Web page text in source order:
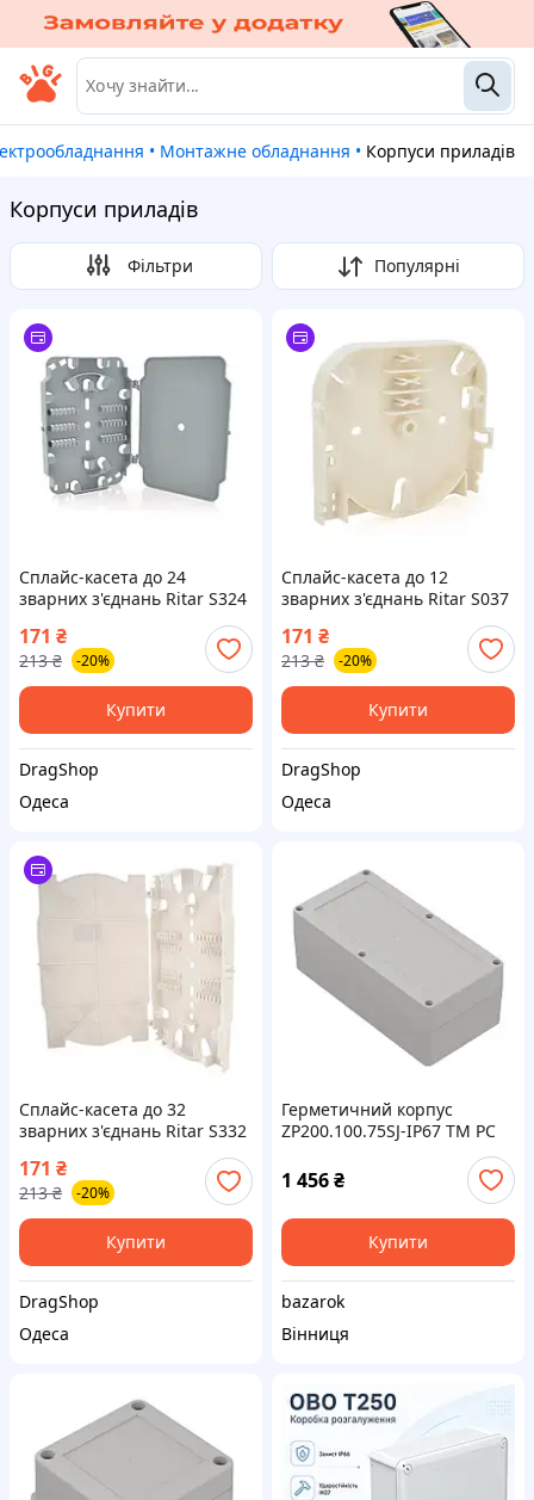
• Монтажне обладнання • Корпуси приладів
Корпуси приладів
Фільтри Популярні
Сплайс-касета до 24
зварних з'єднань Ritar S324
171 ₴
213 ₴ -20%
Купити
DragShop
Одеса
Сплайс-касета до 12
зварних з'єднань Ritar S037
171 ₴
213 ₴ -20%
Купити
DragShop
Одеса
Сплайс-касета до 32
зварних з'єднань Ritar S332
171 ₴
213 ₴ -20%
Купити
DragShop
Одеса
Герметичний корпус
ZP200.100.75SJ-IP67 TM PC
1 456₴
Купити
bazarok
Вінниця